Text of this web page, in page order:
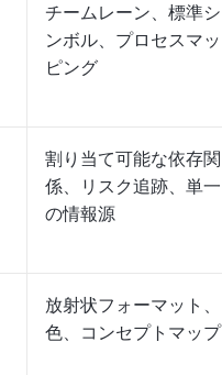
チームレーン、標準シ
ンボル、プロセスマッ
ピング
割り当て可能な依存関
係、リスク追跡、単一
の情報源
放射状フォーマット、
色、コンセプトマップ